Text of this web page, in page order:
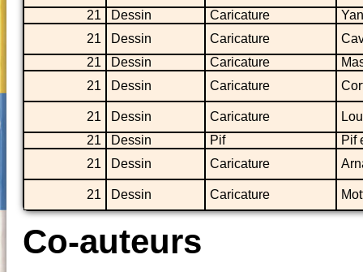
21
Dessin Caricature
21
Dessin Caricature
21
Dessin Caricature
21
Dessin Caricature
21 Dessin Caricature
21
Dessin Pif
Pif
21
Dessin Caricature
21 Dessin Caricature
Co-auteurs